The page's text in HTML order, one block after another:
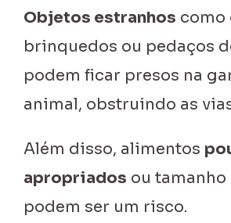
Objetos estranhos como
brinquedos ou pedaços
podem ficar presos na
animal, obstruindo as
Além disso, alimentos
apropriados ou
podem ser um risco.